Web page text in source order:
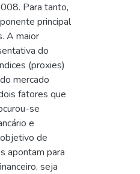
Para tanto,
principal
A maior
do
(proxies)
mercado
fatores que
se
e
de
apontam para
seja